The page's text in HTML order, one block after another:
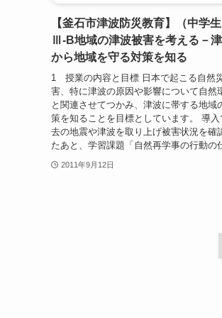
【釜石市津波防災教育】（中学生
Ⅲ-B地域の津波被害を考える－
から地域を守る対策を知る
1 授業の内容と目標 日本で起こる自然
害、特に津波の原因や影響について自然
と関連させてつかみ、津波に帯する地域
策を知ることを目標としています。 導入
去の地震や津波を取り上げ被害状況を確
たあと、学習課題「自然再学事の行動の
2011年9月12日